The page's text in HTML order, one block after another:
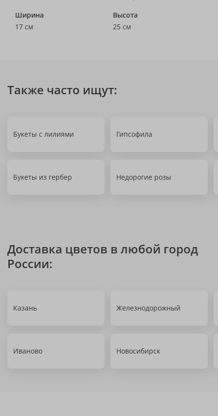
Ширина
17 см
Высота
25 см
Также часто ищут:
Букеты с лилиями Гипсофила
Букеты из гербер Недорогие розы
Доставка цветов в любой город
России:
Казань Железнодорожный
Иваново Новосибирск